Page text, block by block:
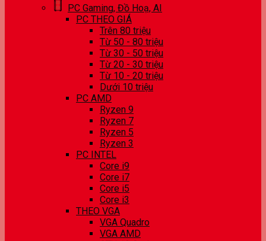
PC Gaming, Đồ Hoạ, AI
PC THEO GIÁ
Trên 80 triệu
Từ 50 - 80 triệu
Từ 30 - 50 triệu
Từ 20 - 30 triệu
Từ 10 - 20 triệu
Dưới 10 triệu
PC AMD
Ryzen 9
Ryzen 7
Ryzen 5
Ryzen 3
PC INTEL
Core i9
Core i7
Core i5
Core i3
THEO VGA
VGA Quadro
VGA AMD